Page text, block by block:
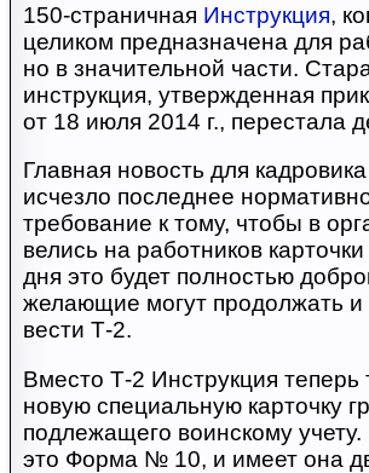
150-страничная Инструкция,
целиком предназначена для
но в значительной части.
инструкция, утвержденная
от 18 июля 2014 г., перестала
Главная новость для
исчезло последнее
требование к тому, чтобы в
велись на работников
дня это будет полностью
желающие могут продолжать
вести Т-2.
Вместо Т-2 Инструкция теперь
новую специальную карточку
подлежащего воинскому
это Форма № 10, и имеет она